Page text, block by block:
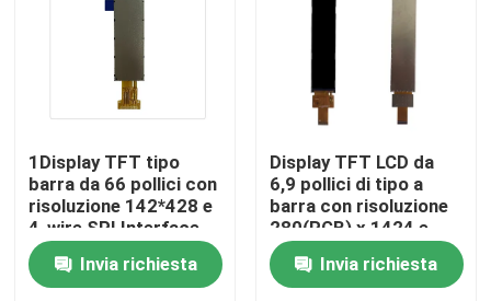
Casa
1Display TFT tipo
barra da 66 pollici con
risoluzione 142*428 e
4-wire SPI Interface
Driving IC NV3007
Invia richiesta
Display TFT LCD da
6,9 pollici di tipo a
barra con risoluzione
280(RGB) x 1424 e
interfaccia MIPI per
uso industriale
Invia richiesta